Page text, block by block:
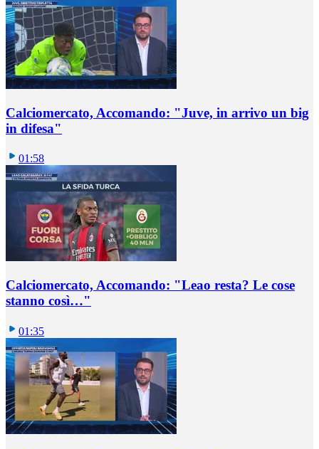
Calciomercato, Accomando: "Juve, in arrivo un big
in difesa"
01:58
Calciomercato, Accomando: "Leao resta? Le cose
stanno così…"
01:35